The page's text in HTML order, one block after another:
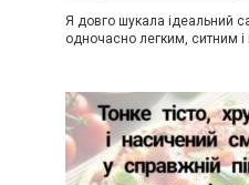
Я довго шукала ідеальний
одночасно легким, ситним і